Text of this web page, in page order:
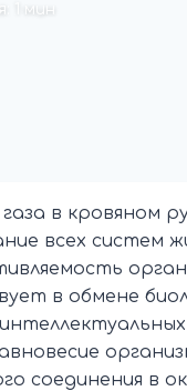
1 мин
в кровяном
всех систем
в обмене
соединения